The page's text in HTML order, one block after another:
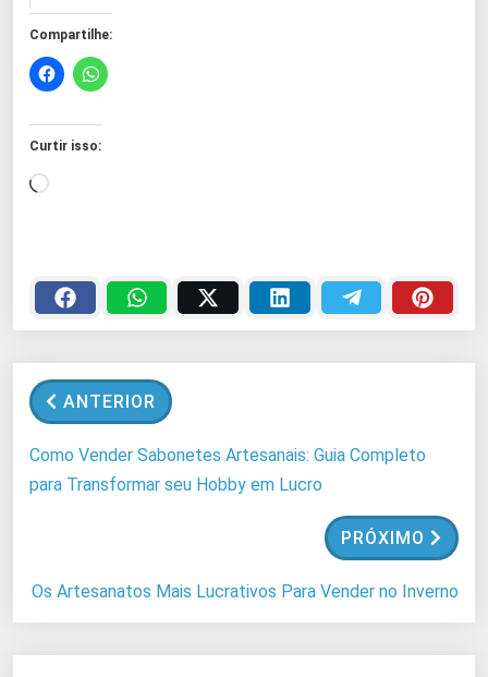
Compartilhe:
Curtir isso:
C
e
g
n
d
ANTERIOR
Como Vender Sabonetes Artesanais: Guia Completo
para Transformar seu Hobby em Lucro
PRÓXIMO
Os Artesanatos Mais Lucrativos Para Vender no Inverno